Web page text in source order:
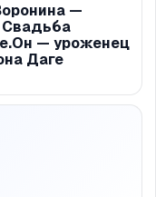
—
Свадьба
— уроженец
Даге